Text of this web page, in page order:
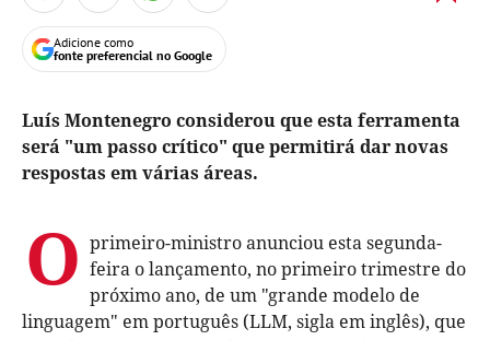
Adicione como
fonte preferencial no Google
Luís Montenegro considerou que esta ferramenta
será "um passo crítico" que permitirá dar novas
respostas em várias áreas.
O primeiro-ministro anunciou esta segunda-
feira o lançamento, no primeiro trimestre do
próximo ano, de um "grande modelo de
linguagem" em português (LLM, sigla em inglês), que